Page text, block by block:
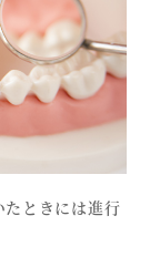
ときには進行